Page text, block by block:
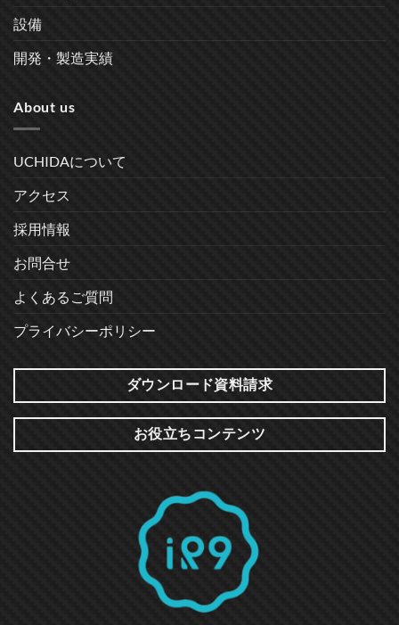
設備
開発・製造実績
About us
UCHIDAについて
アクセス
採用情報
お問合せ
よくあるご質問
プライバシーポリシー
ダウンロード資料請求
お役立ちコンテンツ